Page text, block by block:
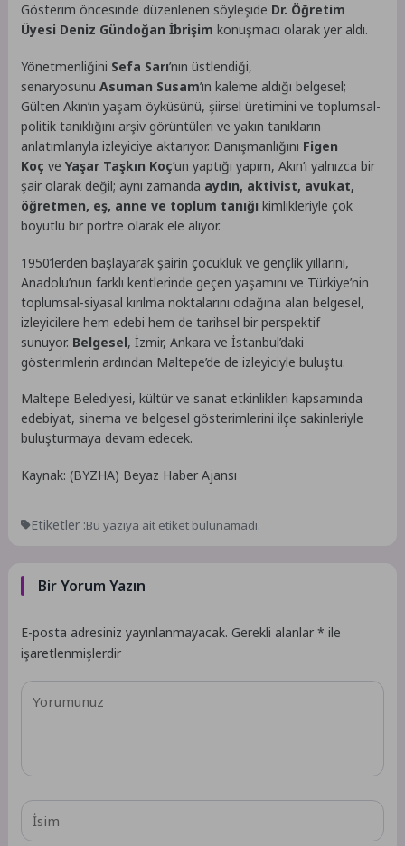
Gösterim öncesinde düzenlenen söyleşide Dr. Öğretim
Üyesi Deniz Gündoğan İbrişim konuşmacı olarak yer aldı.
Yönetmenliğini Sefa Sarı’nın üstlendiği,
senaryosunuAsuman Susam’ın kaleme aldığı belgesel;
Gülten Akın’ın yaşam öyküsünü, şiirsel üretimini ve toplumsal-
politik tanıklığını arşiv görüntüleri ve yakın tanıkların
anlatımlarıyla izleyiciye aktarıyor. Danışmanlığını Figen
Koç veYaşar Taşkın Koç’un yaptığı yapım, Akın’ı yalnızca bir
şair olarak değil; aynı zamanda aydın, aktivist, avukat,
öğretmen, eş, anne ve toplum tanığı kimlikleriyle çok
boyutlu bir portre olarak ele alıyor.
1950’lerden başlayarak şairin çocukluk ve gençlik yıllarını,
Anadolu’nun farklı kentlerinde geçen yaşamını ve Türkiye’nin
toplumsal-siyasal kırılma noktalarını odağına alan belgesel,
izleyicilere hem edebi hem de tarihsel bir perspektif
sunuyor. Belgesel, İzmir, Ankara ve İstanbul’daki
gösterimlerin ardından Maltepe’de de izleyiciyle buluştu.
Maltepe Belediyesi, kültür ve sanat etkinlikleri kapsamında
edebiyat, sinema ve belgesel gösterimlerini ilçe sakinleriyle
buluşturmaya devam edecek.
Kaynak: (BYZHA) Beyaz Haber Ajansı
Etiketler :Bu yazıya ait etiket bulunamadı.
Bir Yorum Yazın
E-posta adresiniz yayınlanmayacak. Gerekli alanlar* ile
işaretlenmişlerdir